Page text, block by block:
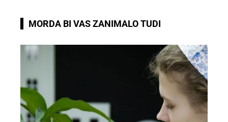
MORDA BI VAS ZANIMALO TUDI